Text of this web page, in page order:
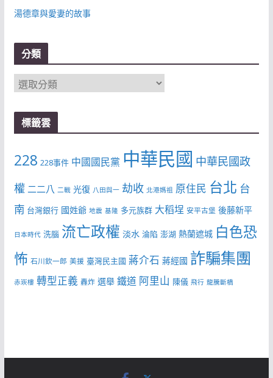
湯德章與愛妻的故事
分類
分
標籤雲
228 228事件 中國國民黨 中華民國 中華民國政
權 二二八 二戰 光復 八田與一 劫收 北港媽祖 原住民 台北 台
南 台灣銀行 國姓爺 地震 基隆 多元族群 大稻埕 安平古堡 後藤新平
日本時代 洗腦 流亡政權 淡水 淪陷 澎湖 熱蘭遮城 白色恐
怖 石川欽一郎 美援 臺灣民主國 蔣介石 蔣經國 詐騙集團
赤崁樓 轉型正義 轟炸 選舉 鐵道 阿里山 陳儀 飛行 龍騰斷橋